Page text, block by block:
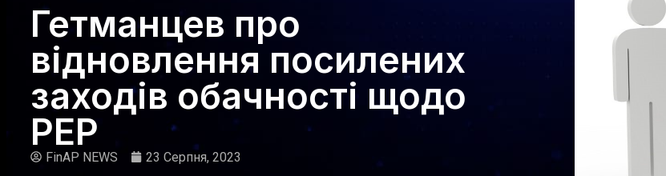
Гетманцев про
відновлення посилених
заходів обачності щодо
PEP
FinAP NEWS 23 Серпня, 2023